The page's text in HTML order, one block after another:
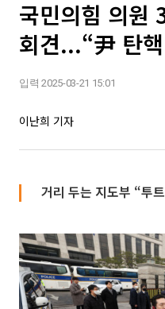
국민의힘 의원
회견...“尹 탄
입력 2025-03-21 15:01
이난희 기자
거리 두는 지도부 “투